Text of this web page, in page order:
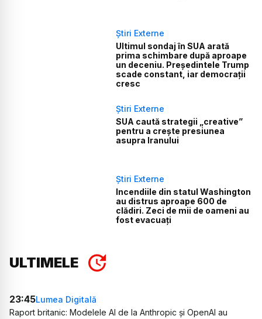
Știri Externe
Ultimul sondaj în SUA arată
prima schimbare după aproape
un deceniu. Președintele Trump
scade constant, iar democrații
cresc
Știri Externe
SUA caută strategii „creative”
pentru a crește presiunea
asupra Iranului
Știri Externe
Incendiile din statul Washington
au distrus aproape 600 de
clădiri. Zeci de mii de oameni au
fost evacuați
ULTIMELE
23:45Lumea Digitală
Raport britanic: Modelele AI de la Anthropic și OpenAI au